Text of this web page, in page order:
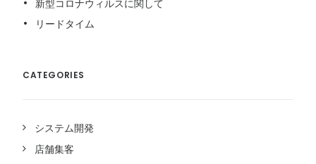
新型コロナウィルスに関して
リードタイム
CATEGORIES
システム開発
店舗集客